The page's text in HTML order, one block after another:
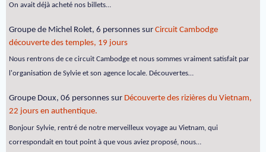
On avait déjà acheté nos billets…
Groupe de Michel Rolet, 6 personnes sur Circuit Cambodge
découverte des temples, 19 jours
Nous rentrons de ce circuit Cambodge et nous sommes vraiment satisfait par
l'organisation de Sylvie et son agence locale. Découvertes…
Groupe Doux, 06 personnes sur Découverte des rizières du Vietnam,
22 jours en authentique.
Bonjour Sylvie, rentré de notre merveilleux voyage au Vietnam, qui
correspondait en tout point à que vous aviez proposé, nous…